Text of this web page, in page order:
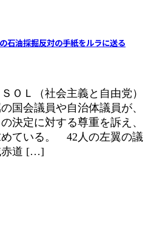
油採掘反対の手紙をルラに送る
ＯＬ（社会主義と自由党）
国会議員や自治体議員が、
決定に対する尊重を訴え、
ている。 42人の左翼の議
赤道 […]